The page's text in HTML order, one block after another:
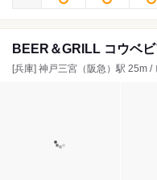
BEER＆GRILL コウベ
[兵庫] 神戸三宮（阪急）駅 25m